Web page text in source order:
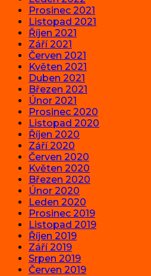
Prosinec 2021
Listopad 2021
Říjen 2021
Září 2021
Červen 2021
Květen 2021
Duben 2021
Březen 2021
Únor 2021
Prosinec 2020
Listopad 2020
Říjen 2020
Září 2020
Červen 2020
Květen 2020
Březen 2020
Únor 2020
Leden 2020
Prosinec 2019
Listopad 2019
Říjen 2019
Září 2019
Srpen 2019
Červen 2019